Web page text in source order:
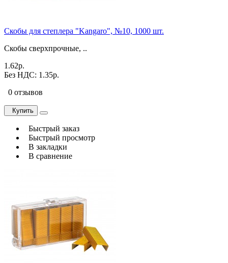
Скобы для степлера "Kangaro", №10, 1000 шт.
Скобы сверхпрочные, ..
1.62р.
Без НДС: 1.35р.
0 отзывов
Купить
Быстрый заказ
Быстрый просмотр
В закладки
В сравнение